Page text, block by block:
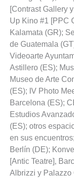
[Contrast Gallery
Up Kino #1 [PPC
Kalamata (GR);
de Guatemala
Videoarte
Astillero (ES);
Museo de Arte
(ES); IV Photo
Barcelona (ES);
Estudios
(ES); otros
en sus
Berlín (DE);
[Antic Teatre],
Albrizzi y Palazzo